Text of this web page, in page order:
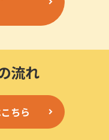
流れ
ちら